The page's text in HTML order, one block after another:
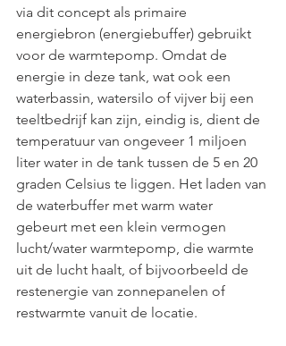
via dit concept als primaire
energiebron (energiebuffer) gebruikt
voor de warmtepomp. Omdat de
energie in deze tank, wat ook een
waterbassin, watersilo of vijver bij een
teeltbedrijf kan zijn, eindig is, dient de
temperatuur van ongeveer 1 miljoen
liter water in de tank tussen de 5 en 20
graden Celsius te liggen. Het laden van
de waterbuffer met warm water
gebeurt met een klein vermogen
lucht/water warmtepomp, die warmte
uit de lucht haalt, of bijvoorbeeld de
restenergie van zonnepanelen of
restwarmte vanuit de locatie.